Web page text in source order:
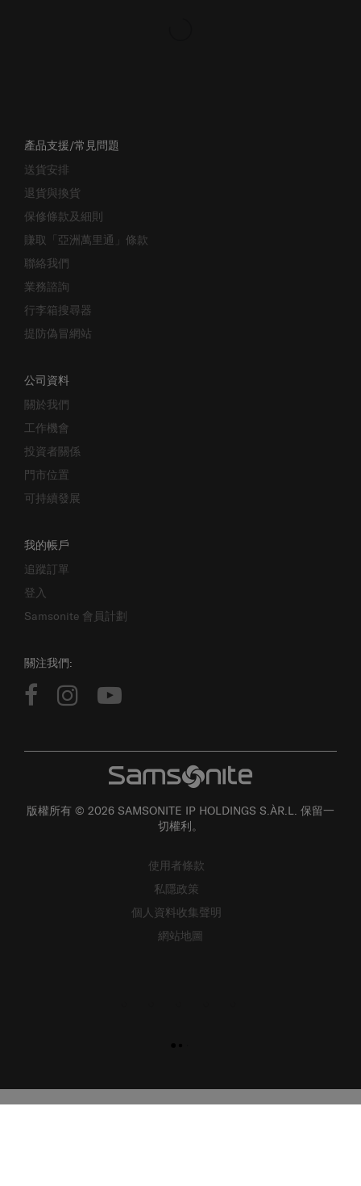
產品支援/常見問題
送貨安排
退貨與換貨
保修條款及細則
賺取「亞洲萬里通」條款
聯絡我們
業務諮詢
行李箱搜尋器
提防偽冒網站
公司資料
關於我們
工作機會
投資者關係
門市位置
可持續發展
我的帳戶
追蹤訂單
登入
Samsonite 會員計劃
關注我們:
版權所有 © 2026 SAMSONITE IP HOLDINGS S.ÀR.L. 保留一
切權利。
使用者條款
私隱政策
個人資料收集聲明
網站地圖